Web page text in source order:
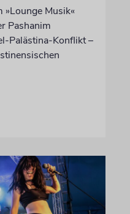
Musik«
Pashanim
Palästina-Konflikt –